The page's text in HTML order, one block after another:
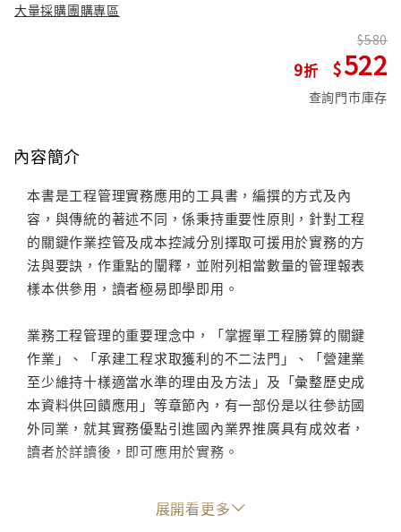
大量採購團購專區
9
580
522
查詢門市庫存
內容簡介
本書是工程管理實務應用的工具書，編撰的方式及內
容，與傳統的著述不同，係秉持重要性原則，針對工程
的關鍵作業控管及成本控減分別擇取可援用於實務的方
法與要訣，作重點的闡釋，並附列相當數量的管理報表
樣本供參用，讀者極易即學即用。
業務工程管理的重要理念中，「掌握單工程勝算的關鍵
作業」、「承建工程求取獲利的不二法門」、「營建業
至少維持十樣適當水準的理由及方法」及「彙整歷史成
本資料供回饋應用」等章節內，有一部份是以往參訪國
外同業，就其實務優點引進國內業界推廣具有成效者，
讀者於詳讀後，即可應用於實務。
將業務工程的作業區分三階段，各階段之關鍵作業均予
列舉控管的方法與要訣，算標階段的「算標三段法」、
展開看更多